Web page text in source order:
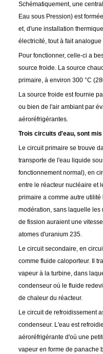
Schématiquement, une
Eau sous Pression) est
et, d'une installation
électricité, tout à fait
Pour fonctionner, celle-ci a
source froide. La source
primaire, à environ 300 °C
La source froide est fournie
ou bien de l'air ambiant par
aéroréfrigérantes.
Trois circuits d'eau, sont
Le circuit primaire se trouve
transporte de l'eau liquide
fonctionnement normal), en
entre le réacteur nucléaire et
primaire a comme autre
modération, sans laquelle les
de fission auraient une
atomes d'uranium 235.
Le circuit secondaire, en
comme fluide caloporteur. Il
vapeur à la turbine, dans
condenseur où le fluide
de chaleur du réacteur.
Le circuit de refroidissement
condenseur. L'eau est
aéroréfrigérante d'où une
vapeur en forme de panache